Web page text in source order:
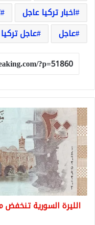
اخبار تركيا عاجل
عاجل
عاجل تركيا
الليرة
السورية
تنخفض
مقابل
الدولار
وبقية
العملات
اليوم
السبت
الليرة السورية تنخفض